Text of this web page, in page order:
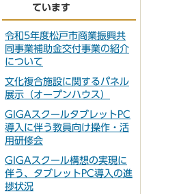
ています
令和5年度松戸市商業振興共
同事業補助金交付事業の紹介
について
文化複合施設に関するパネル
展示（オープンハウス）
GIGAスクールタブレットPC
導入に伴う教員向け操作・活
用研修会
GIGAスクール構想の実現に
伴う、タブレットPC導入の進
捗状況